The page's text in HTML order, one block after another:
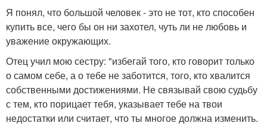
Я понял, что большой человек - это не тот, кто способен
купить все, чего бы он ни захотел, чуть ли не любовь и
уважение окружающих.
Отец учил мою сестру: "избегай того, кто говорит только
о самом себе, а о тебе не заботится, того, кто хвалится
собственными достижениями. Не связывай свою судьбу
с тем, кто порицает тебя, указывает тебе на твои
недостатки или считает, что ты многое должна изменить.